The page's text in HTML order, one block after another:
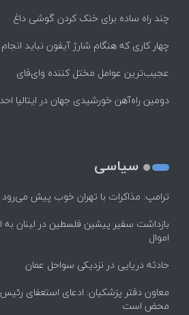
چند راه‌ ساده برای خنک کردن گوشی داغ
چهار کاری که هنگام شارژ آیفون نباید
عجیب‌ترین عوامل مختل کننده وای‌فای
دومین راه‌آهن خورشیدی جهان در ایتالیا
سیاسی
ترامپ: مذاکرات با تهران خوب پیش می‌رود
بازداشت سفیر پیشین فلسطین در لبنان به
اموال
حادثه دریایی در نزدیکی سواحل عمان
معاون دفتر پزشکیان: ادعای استعفای
محض است